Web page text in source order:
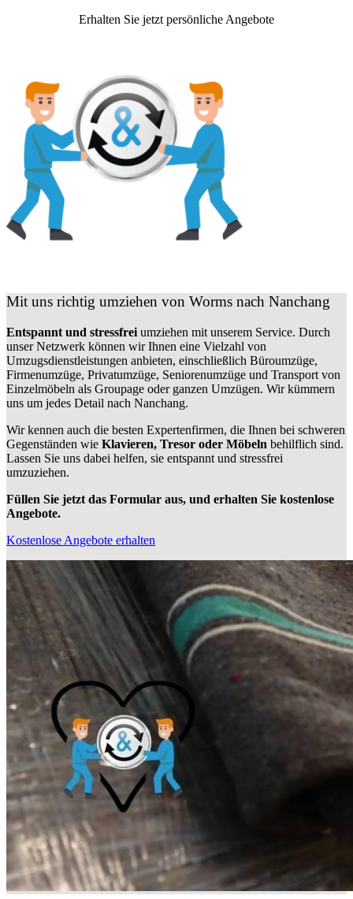
Erhalten Sie jetzt persönliche Angebote
Mit uns richtig umziehen von Worms nach Nanchang
Entspannt und stressfrei umziehen mit unserem Service. Durch
unser Netzwerk können wir Ihnen eine Vielzahl von
Umzugsdienstleistungen anbieten, einschließlich Büroumzüge,
Firmenumzüge, Privatumzüge, Seniorenumzüge und Transport von
Einzelmöbeln als Groupage oder ganzen Umzügen. Wir kümmern
uns um jedes Detail nach Nanchang.
Wir kennen auch die besten Expertenfirmen, die Ihnen bei schweren
Gegenständen wie Klavieren, Tresor oder Möbeln behilflich sind.
Lassen Sie uns dabei helfen, sie entspannt und stressfrei
umzuziehen.
Füllen Sie jetzt das Formular aus, und erhalten Sie kostenlose
Angebote.
Kostenlose Angebote erhalten